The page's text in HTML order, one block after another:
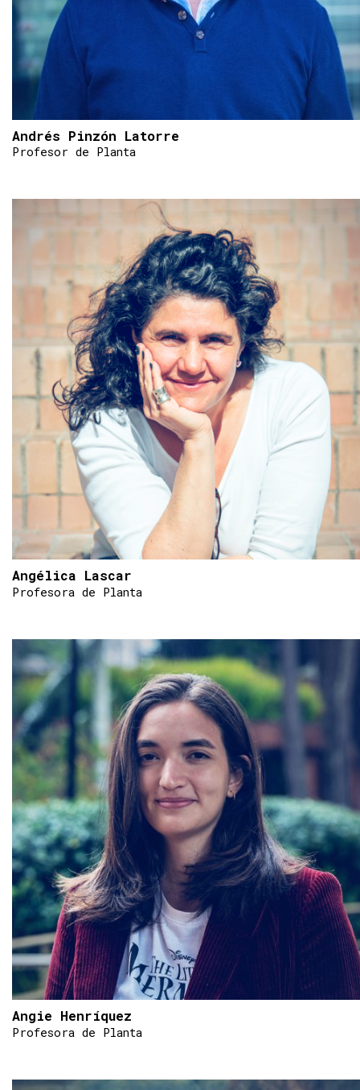
Andrés Pinzón Latorre
Profesor de Planta
Angélica Lascar
Profesora de Planta
Angie Henríquez
Profesora de Planta